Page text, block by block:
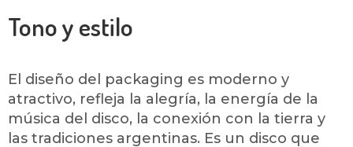
Tono y estilo
El diseño del packaging es moderno y
atractivo, refleja la alegría, la energía de la
música del disco, la conexión con la tierra y
las tradiciones argentinas. Es un disco que